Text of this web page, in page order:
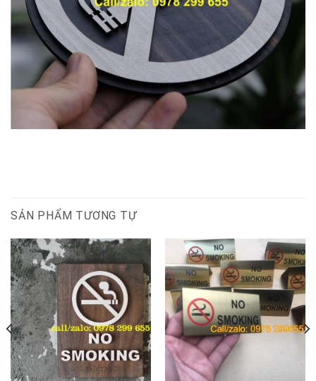
SẢN PHẨM TƯƠNG TỰ